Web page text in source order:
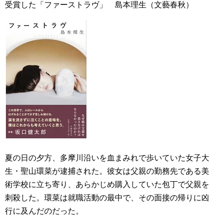
受賞した「ファーストラヴ」 島本理生（文藝春秋）
夏の日の夕方、多摩川沿いを血まみれで歩いていた女子大
生・聖山環菜が逮捕された。彼女は父親の勤務先である美
術学校に立ち寄り、あらかじめ購入していた包丁で父親を
刺殺した。環菜は就職活動の最中で、その面接の帰りに凶
行に及んだのだった。